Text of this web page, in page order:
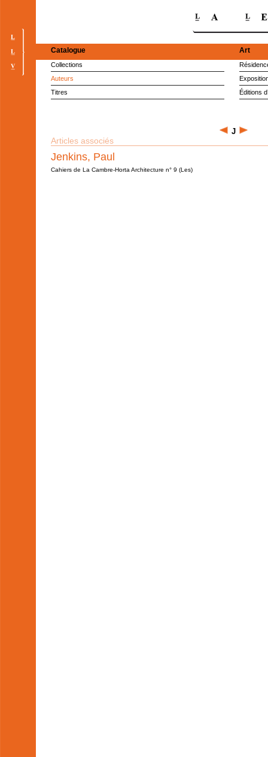
Catalogue
Collections
Auteurs
Titres
Art
Éditions
J
Articles associés
Jenkins, Paul
Cahiers de La Cambre-Horta Architecture n° 9 (Les)